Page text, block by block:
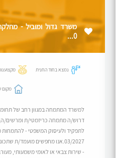
משרד גדול ומוביל -
0...
נמצא בחוד החנית
מקום
למשרד המתמחה במגוון רחב של
דרוש/ה מתמחה כריזמטי/ת ומרשים/ה,
לתפקיד ולעיסוק המשפטי - להתמחות
03/2027.אנו מחפשים מועמד/ת
- שירות צבאי או לאומי משמעותי,